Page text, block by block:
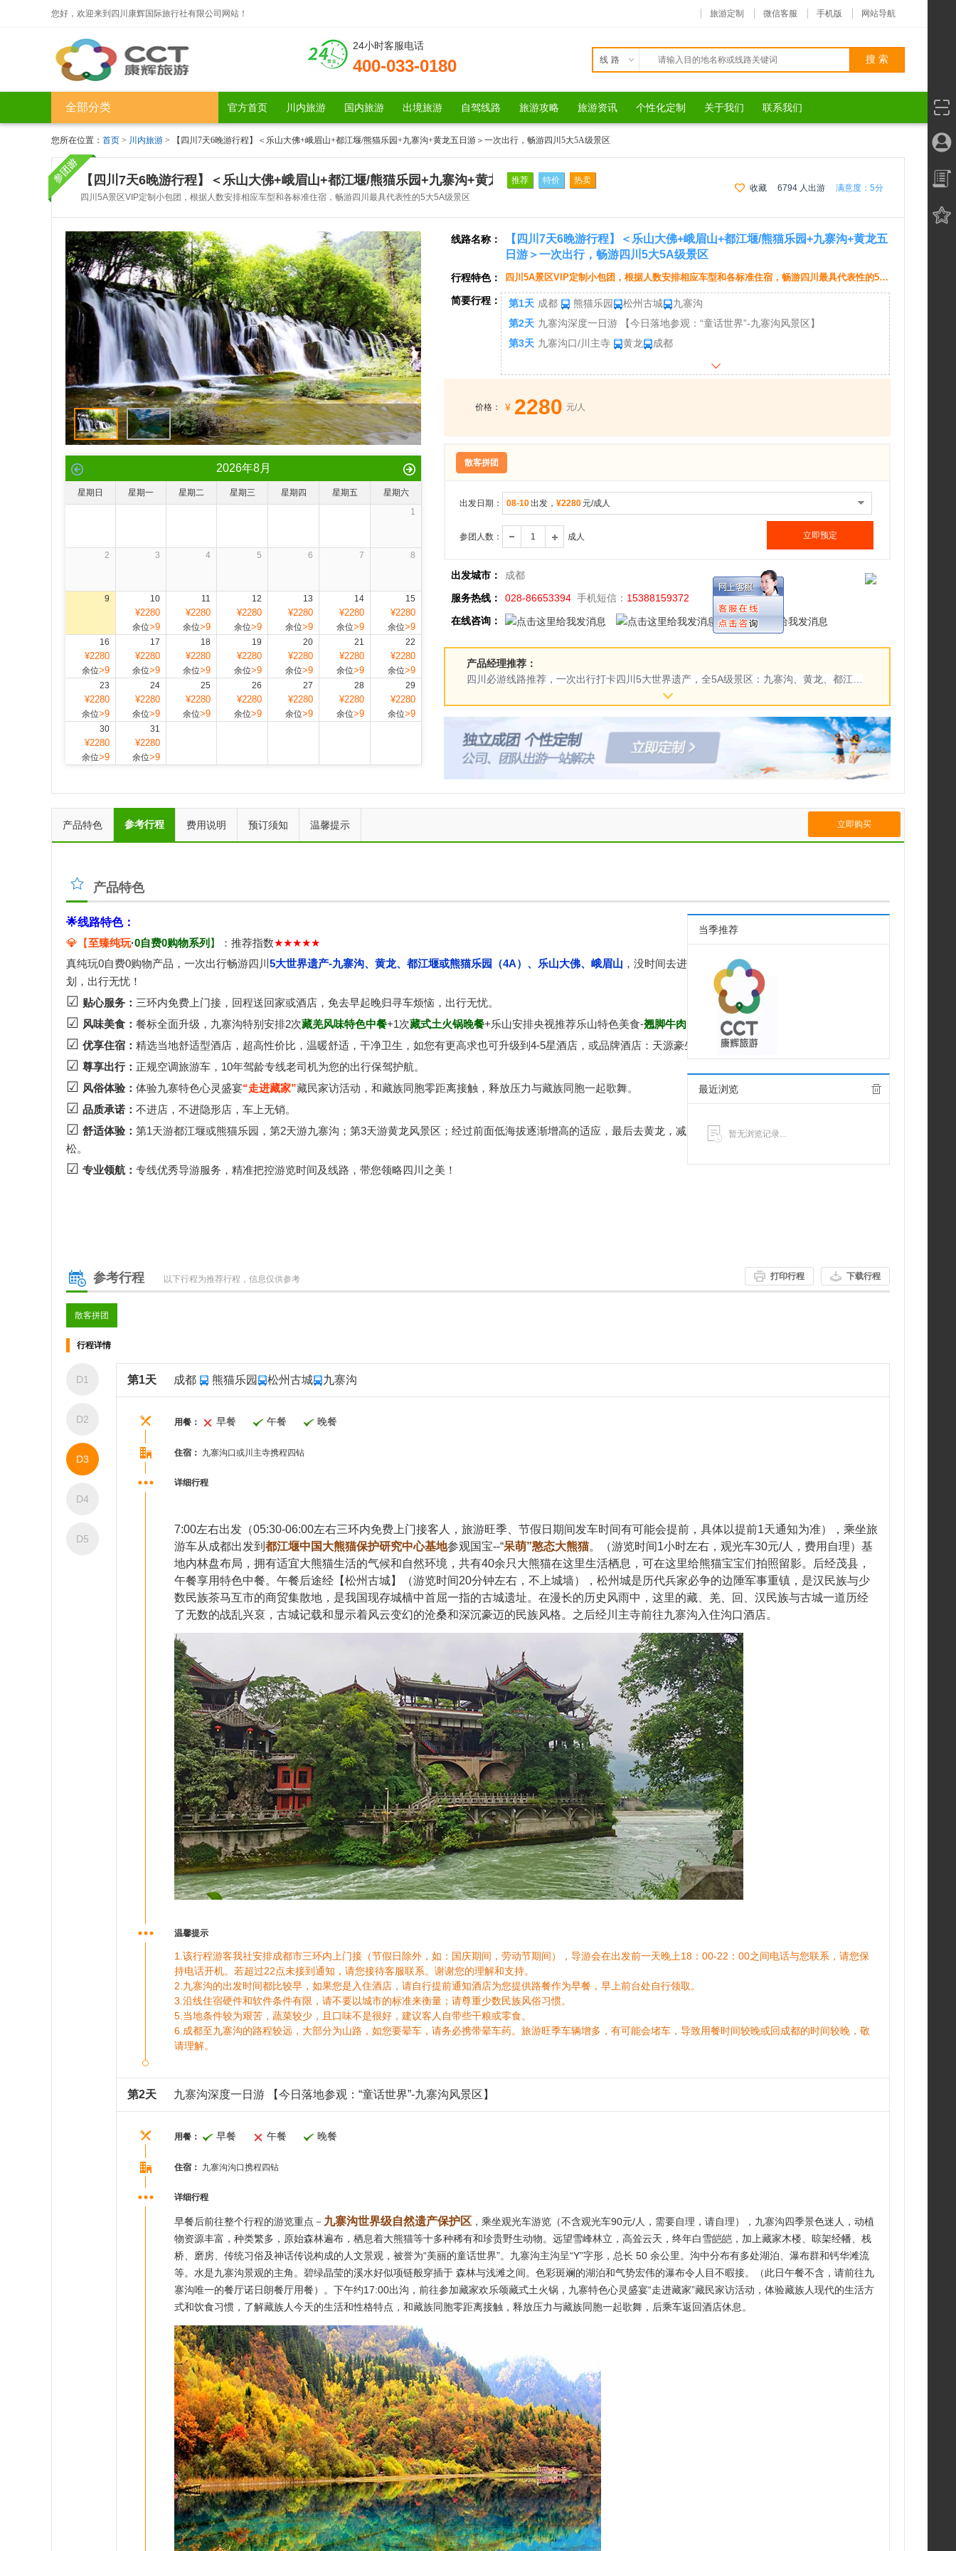
您好，欢迎来到四川康辉国际旅行社有限公司网站！ 旅游定制 微信客服 手机版 网站导航
24小时客服电话
400-033-0180 线路
全部分类 官方首页 川内旅游 国内旅游 出境旅游 自驾线路 旅游攻略 旅游资讯 个性化定制 关于我们 联系我们
您所在位置： 首页 > 川内旅游 > 【四川7天6晚游行程】＜乐山大佛+峨眉山+都江堰/熊猫乐园+九寨沟+黄龙五日游＞一次出行，畅游四川5大5A级景区
【四川7天6晚游行程】＜乐山大佛+峨眉山+都江堰/熊猫乐园+九寨沟+黄龙五日游＞一次出行，畅游四川5大5A级景区
推荐 特价
热卖
四川5A景区VIP定制小包团，根据人数安排相应车型和各标准住宿，畅游四川最具代表性的5大5A级景区
收藏 6794 人出游 满意度： 5分
2026年8月
星期日 星期一 星期二 星期三 星期四 星期五
星期六
1
2 3 4 5 6 7 8
9 10
¥2280
余位>9
11
¥2280
余位>9
12
¥2280
余位>9
13
¥2280
余位>9
14
¥2280
余位>9
15
¥2280
余位>9
16
¥2280
余位>9
17
¥2280
余位>9
18
¥2280
余位>9
19
¥2280
余位>9
20
¥2280
余位>9
21
¥2280
余位>9
22
¥2280
余位>9
23
¥2280
余位>9
24
¥2280
余位>9
25
¥2280
余位>9
26
¥2280
余位>9
27
¥2280
余位>9
28
¥2280
余位>9
29
¥2280
余位>9
30
¥2280
余位>9
31
¥2280
余位>9
线路名称：
【四川7天6晚游行程】＜乐山大佛+峨眉山+都江堰/熊猫乐园+九寨沟+黄龙五
日游＞一次出行，畅游四川5大5A级景区
行程特色：
四川5A景区VIP定制小包团，根据人数安排相应车型和各标准住宿，畅游四川最具代表性的5大
5A级景区
简要行程： 第1天 成都 熊猫乐园 松州古城
九寨沟
第2天 九寨沟深度一日游 【今日落地参观：“童话世界”-九寨沟风景区】
第3天 九寨沟口/川主寺 黄龙
成都
价格： ¥ 2280 元/人
散客拼团
出发日期： 08-10出发， ¥2280元/成人
参团人数： 成人 立即预定
出发城市：
成都
服务热线：
028-86653394 手机短信： 15388159372
在线咨询：
产品经理推荐：
四川必游线路推荐，一次出行打卡四川5大世界遗产，全5A级景区：九寨沟、黄龙、都江堰
或都江堰熊猫乐园（4A）、乐山大佛、峨眉山，行程安排合理，不进店，游览时间更充足，
立即购买
产品特色 参考行程 费用说明 预订须知 温馨提示
产品特色
🌟线路特色：
💎 【至臻纯玩·0自费0购物系列 】 ：推荐指数★★★★★
真纯玩0自费0购物产品，一次出行畅游四川 5大世界遗产-九寨沟、黄龙、都江堰或熊猫乐园（4A）、乐山大佛、峨眉山 ，没时间去进店，无任何形式购物店，加入赔付保障计
划，出行无忧！
☑ 贴心服务： 三环内免费上门接，回程送回家或酒店，免去早起晚归寻车烦恼，出行无忧。
☑ 风味美食： 餐标全面升级，九寨沟特别安排2次藏羌风味特色中餐+1次藏式土火锅晚餐+乐山安排央视推荐乐山特色美食-翘脚牛肉 ，体验当地地道美食。
☑ 优享住宿： 精选当地舒适型酒店，超高性价比，温暖舒适，干净卫生，如您有更高求也可升级到4-5星酒店，或品牌酒店：天源豪生、希尔顿、九寨天堂等。
☑ 尊享出行： 正规空调旅游车，10年驾龄专线老司机为您的出行保驾护航。
☑ 风俗体验： 体验九寨特色心灵盛宴“走进藏家”藏民家访活动，和藏族同胞零距离接触，释放压力与藏族同胞一起歌舞。
☑ 品质承诺： 不进店，不进隐形店，车上无销。
☑ 舒适体验： 第1天游都江堰或熊猫乐园，第2天游九寨沟；第3天游黄龙风景区；经过前面低海拔逐渐增高的适应，最后去黄龙，减少高原不适，只为懂的你，让您的行程更轻
松。
☑ 专业领航： 专线优秀导游服务，精准把控游览时间及线路，带您领略四川之美！
当季推荐
最近浏览
暂无浏览记录...
打印行程 下载行程
参考行程 以下行程为推荐行程，信息仅供参考
散客拼团
行程详情
D1
D2
D3
D4
D5
第1天 成都 熊猫乐园 松州古城 九寨沟
用餐： 早餐 午餐 晚餐
住宿： 九寨沟口或川主寺携程四钻
详细行程
7:00左右出发（05:30-06:00左右三环内免费上门接客人，旅游旺季、节假日期间发车时间有可能会提前，具体以提前1天通知为准），乘坐旅
游车从成都出发到 都江堰中国大熊猫保护研究中心基地参观国宝--“呆萌”憨态大熊猫。（游览时间1小时左右，观光车30元/人，费用自理）基
地内林盘布局，拥有适宜大熊猫生活的气候和自然环境，共有40余只大熊猫在这里生活栖息，可在这里给熊猫宝宝们拍照留影。后经茂县，
午餐享用特色中餐。午餐后途经【松州古城】（游览时间20分钟左右，不上城墙），松州城是历代兵家必争的边陲军事重镇，是汉民族与少
数民族茶马互市的商贸集散地，是我国现存城樯中首屈一指的古城遗址。在漫长的历史风雨中，这里的藏、羌、回、汉民族与古城一道历经
了无数的战乱兴裒，古城记载和显示着风云变幻的沧桑和深沉豪迈的民族风格。之后经川主寺前往九寨沟入住沟口酒店。
温馨提示
1.该行程游客我社安排成都市三环内上门接（节假日除外，如：国庆期间，劳动节期间），导游会在出发前一天晚上18：00-22：00之间电话与您联系，请您保
持电话开机。若超过22点未接到通知，请您接待客服联系。谢谢您的理解和支持。
2.九寨沟的出发时间都比较早，如果您是入住酒店，请自行提前通知酒店为您提供路餐作为早餐，早上前台处自行领取。
3.沿线住宿硬件和软件条件有限，请不要以城市的标准来衡量；请尊重少数民族风俗习惯。
5.当地条件较为艰苦，蔬菜较少，且口味不是很好，建议客人自带些干粮或零食。
6.成都至九寨沟的路程较远，大部分为山路，如您要晕车，请务必携带晕车药。旅游旺季车辆增多，有可能会堵车，导致用餐时间较晚或回成都的时间较晚，敬
请理解。
第2天 九寨沟深度一日游 【今日落地参观：“童话世界”-九寨沟风景区】
用餐： 早餐 午餐 晚餐
住宿： 九寨沟沟口携程四钻
详细行程
早餐后前往整个行程的游览重点－ 九寨沟世界级自然遗产保护区 ，乘坐观光车游览（不含观光车90元/人，需要自理，请自理），九寨沟四季景色迷人，动植
物资源丰富，种类繁多，原始森林遍布，栖息着大熊猫等十多种稀有和珍贵野生动物。远望雪峰林立，高耸云天，终年白雪皑皑，加上藏家木楼、晾架经幡、栈
桥、磨房、传统习俗及神话传说构成的人文景观，被誉为“美丽的童话世界”。九寨沟主沟呈“Y”字形，总长 50 余公里。沟中分布有多处湖泊、瀑布群和钙华滩流
等。水是九寨沟景观的主角。碧绿晶莹的溪水好似项链般穿插于 森林与浅滩之间。色彩斑斓的湖泊和气势宏伟的瀑布令人目不暇接。（此日午餐不含，请前往九
寨沟唯一的餐厅诺日朗餐厅用餐）。下午约17:00出沟，前往参加藏家欢乐颂藏式土火锅，九寨特色心灵盛宴“走进藏家”藏民家访活动，体验藏族人现代的生活方
式和饮食习惯，了解藏族人今天的生活和性格特点，和藏族同胞零距离接触，释放压力与藏族同胞一起歌舞，后乘车返回酒店休息。